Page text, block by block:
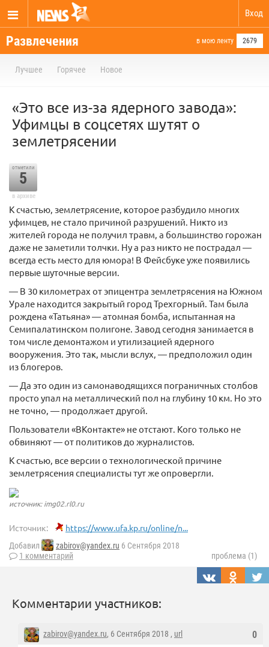
Вход
Развлечения в мою ленту 2679
Лучшее Горячее Новое
«Это все из-за ядерного завода»:
Уфимцы в соцсетях шутят о
землетрясении
отметили
5
в архиве
К счастью, землетрясение, которое разбудило многих
уфимцев, не стало причиной разрушений. Никто из
жителей города не получил травм, а большинство горожан
даже не заметили толчки. Ну а раз никто не пострадал —
всегда есть место для юмора! В Фейсбуке уже появились
первые шуточные версии.
— В 30 километрах от эпицентра землетрясения на Южном
Урале находится закрытый город Трехгорный. Там была
рождена «Татьяна» — атомная бомба, испытанная на
Семипалатинском полигоне. Завод сегодня занимается в
том числе демонтажом и утилизацией ядерного
вооружения. Это так, мысли вслух, — предположил один
из блогеров.
— Да это один из самонаводящихся пограничных столбов
просто упал на металлический пол на глубину 10 км. Но это
не точно, — продолжает другой.
Пользователи «ВКонтакте» не отстают. Кого только не
обвиняют — от политиков до журналистов.
К счастью, все версии о технологической причине
землетрясения специалисты тут же опровергли.
источник: img02.rl0.ru
Источник: https://www.ufa.kp.ru/online/n...
Добавил zabirov@yandex.ru 6 Сентября 2018
1 комментарий
проблема (1)
Комментарии участников:
0
zabirov@yandex.ru, 6 Сентября 2018 , url